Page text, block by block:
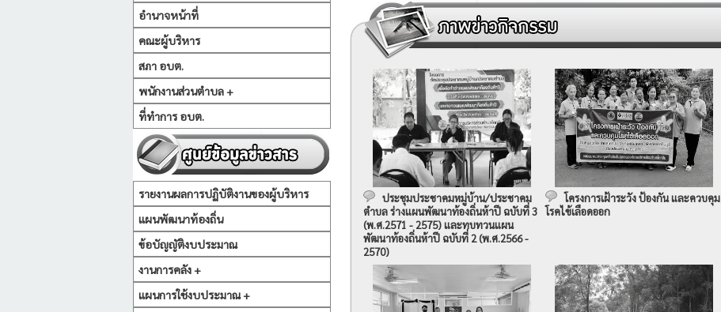
อำนาจหน้าที่
คณะผู้บริหาร
สภา อบต.
พนักงานส่วนตำบล +
ที่ทำการ อบต.
รายงานผลการปฏิบัติงานของผู้บริหาร
แผนพัฒนาท้องถิ่น
ข้อบัญญัติงบประมาณ
งานการคลัง +
แผนการใช้งบประมาณ +
ประชุมประชาคมหมู่บ้าน/ประชาคม
ตำบล ร่างแผนพัฒนาท้องถิ่นห้าปี ฉบับที่ 3
(พ.ศ.2571 - 2575) และทบทวนแผน
พัฒนาท้องถิ่นห้าปี ฉบับที่ 2 (พ.ศ.2566 -
2570)
โครงการเฝ้าระวัง ป้องกัน และควบคุม
โรคไข้เลือดออก